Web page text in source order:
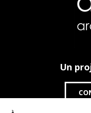
Un